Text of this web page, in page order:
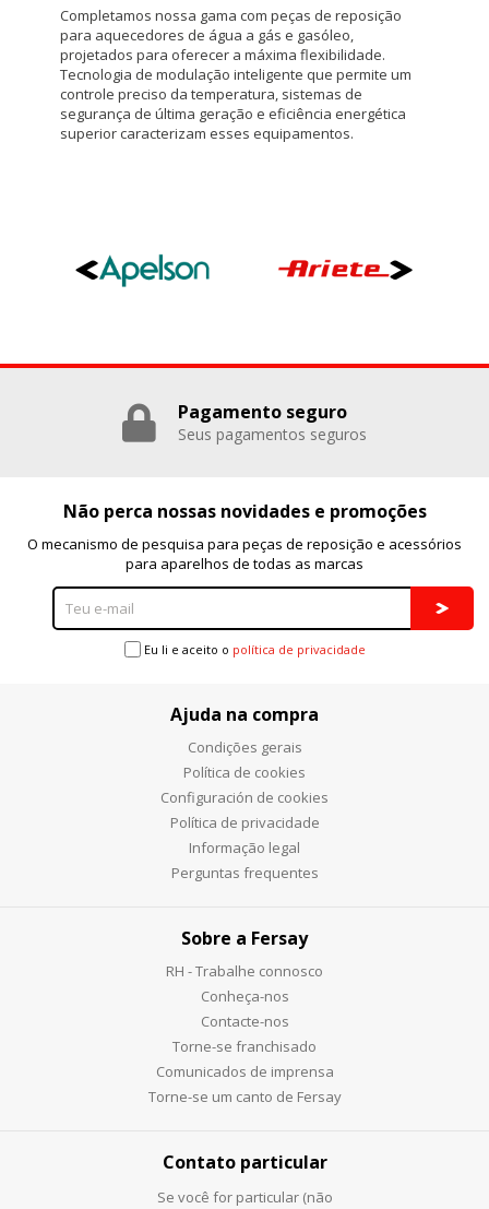
Completamos nossa gama com peças de reposição
para aquecedores de água a gás e gasóleo,
projetados para oferecer a máxima flexibilidade.
Tecnologia de modulação inteligente que permite um
controle preciso da temperatura, sistemas de
segurança de última geração e eficiência energética
superior caracterizam esses equipamentos.
Pagamento seguro
Seus pagamentos seguros
Não perca nossas novidades e promoções
O mecanismo de pesquisa para peças de reposição e acessórios
para aparelhos de todas as marcas
Eu li e aceito o política de privacidade
Ajuda na compra
Condições gerais
Política de cookies
Configuración de cookies
Política de privacidade
Informação legal
Perguntas frequentes
Sobre a Fersay
RH - Trabalhe connosco
Conheça-nos
Contacte-nos
Torne-se franchisado
Comunicados de imprensa
Torne-se um canto de Fersay
Contato particular
Se você for particular (não